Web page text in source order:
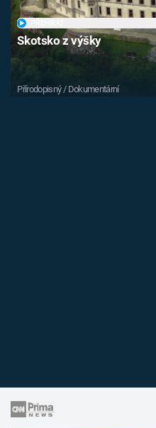
Skotsko z výšky
Přírodopisný / Dokumentární